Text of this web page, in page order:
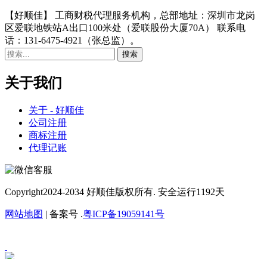
【好顺佳】 工商财税代理服务机构，总部地址：深圳市龙岗
区爱联地铁站A出口100米处（爱联股份大厦70A） 联系电
话：131-6475-4921（张总监）。
关于我们
关于 - 好顺佳
公司注册
商标注册
代理记账
Copyright2024-2034 好顺佳版权所有. 安全运行1192天
网站地图 | 备案号 .粤ICP备19059141号